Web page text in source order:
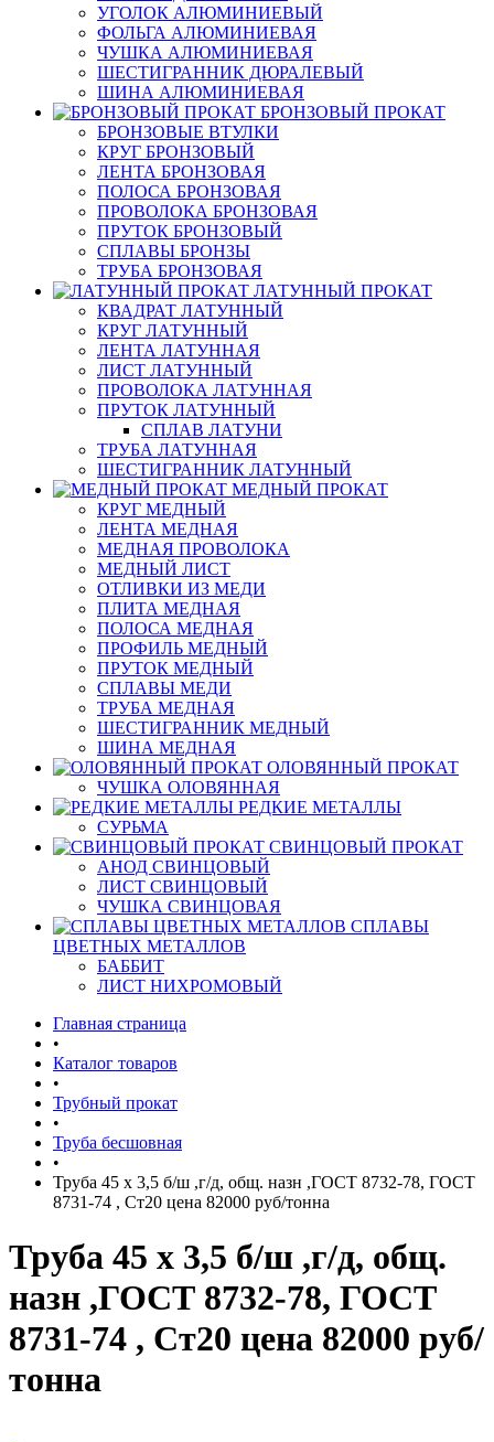
УГОЛОК АЛЮМИНИЕВЫЙ
ФОЛЬГА АЛЮМИНИЕВАЯ
ЧУШКА АЛЮМИНИЕВАЯ
ШЕСТИГРАННИК ДЮРАЛЕВЫЙ
ШИНА АЛЮМИНИЕВАЯ
БРОНЗОВЫЙ ПРОКАТ
БРОНЗОВЫЕ ВТУЛКИ
КРУГ БРОНЗОВЫЙ
ЛЕНТА БРОНЗОВАЯ
ПОЛОСА БРОНЗОВАЯ
ПРОВОЛОКА БРОНЗОВАЯ
ПРУТОК БРОНЗОВЫЙ
СПЛАВЫ БРОНЗЫ
ТРУБА БРОНЗОВАЯ
ЛАТУННЫЙ ПРОКАТ
КВАДРАТ ЛАТУННЫЙ
КРУГ ЛАТУННЫЙ
ЛЕНТА ЛАТУННАЯ
ЛИСТ ЛАТУННЫЙ
ПРОВОЛОКА ЛАТУННАЯ
ПРУТОК ЛАТУННЫЙ
СПЛАВ ЛАТУНИ
ТРУБА ЛАТУННАЯ
ШЕСТИГРАННИК ЛАТУННЫЙ
МЕДНЫЙ ПРОКАТ
КРУГ МЕДНЫЙ
ЛЕНТА МЕДНАЯ
МЕДНАЯ ПРОВОЛОКА
МЕДНЫЙ ЛИСТ
ОТЛИВКИ ИЗ МЕДИ
ПЛИТА МЕДНАЯ
ПОЛОСА МЕДНАЯ
ПРОФИЛЬ МЕДНЫЙ
ПРУТОК МЕДНЫЙ
СПЛАВЫ МЕДИ
ТРУБА МЕДНАЯ
ШЕСТИГРАННИК МЕДНЫЙ
ШИНА МЕДНАЯ
ОЛОВЯННЫЙ ПРОКАТ
ЧУШКА ОЛОВЯННАЯ
РЕДКИЕ МЕТАЛЛЫ
СУРЬМА
СВИНЦОВЫЙ ПРОКАТ
АНОД СВИНЦОВЫЙ
ЛИСТ СВИНЦОВЫЙ
ЧУШКА СВИНЦОВАЯ
СПЛАВЫ
ЦВЕТНЫХ МЕТАЛЛОВ
БАББИТ
ЛИСТ НИХРОМОВЫЙ
Главная страница
•
Каталог товаров
•
Трубный прокат
•
Труба бесшовная
•
Труба 45 х 3,5 б/ш ,г/д, общ. назн ,ГОСТ 8732-78, ГОСТ
8731-74 , Ст20 цена 82000 руб/тонна
Труба 45 х 3,5 б/ш ,г/д, общ.
назн ,ГОСТ 8732-78, ГОСТ
8731-74 , Ст20 цена 82000 руб/
тонна